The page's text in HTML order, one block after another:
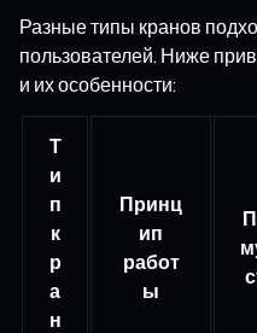
Разные типы кранов
пользователей. Ниже
и их особенности:
Т
и
п
к
р
а
н
Принц
ип
работ
ы